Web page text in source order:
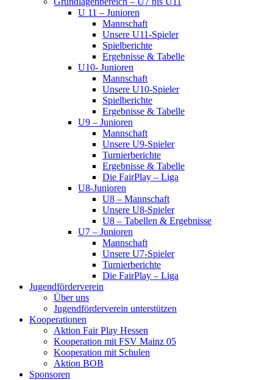
U 11 – Junioren
Mannschaft
Unsere U11-Spieler
Spielberichte
Ergebnisse & Tabelle
U10- Junioren
Mannschaft
Unsere U10-Spieler
Spielberichte
Ergebnisse & Tabelle
U9 – Junioren
Mannschaft
Unsere U9-Spieler
Turnierberichte
Ergebnisse & Tabelle
Die FairPlay – Liga
U8-Junioren
U8 – Mannschaft
Unsere U8-Spieler
U8 – Tabellen & Ergebnisse
U7 – Junioren
Mannschaft
Unsere U7-Spieler
Turnierberichte
Die FairPlay – Liga
Jugendförderverein
Über uns
Jugendförderverein unterstützen
Kooperationen
Aktion Fair Play Hessen
Kooperation mit FSV Mainz 05
Kooperation mit Schulen
Aktion BOB
Sponsoren